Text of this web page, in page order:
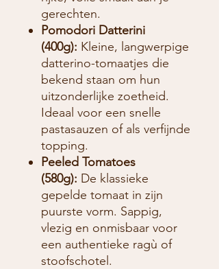
gerechten.
Pomodori Datterini
(400g): Kleine, langwerpige
datterino-tomaatjes die
bekend staan om hun
uitzonderlijke zoetheid.
Ideaal voor een snelle
pastasauzen of als verfijnde
topping.
Peeled Tomatoes
(580g): De klassieke
gepelde tomaat in zijn
puurste vorm. Sappig,
vlezig en onmisbaar voor
een authentieke ragù of
stoofschotel.